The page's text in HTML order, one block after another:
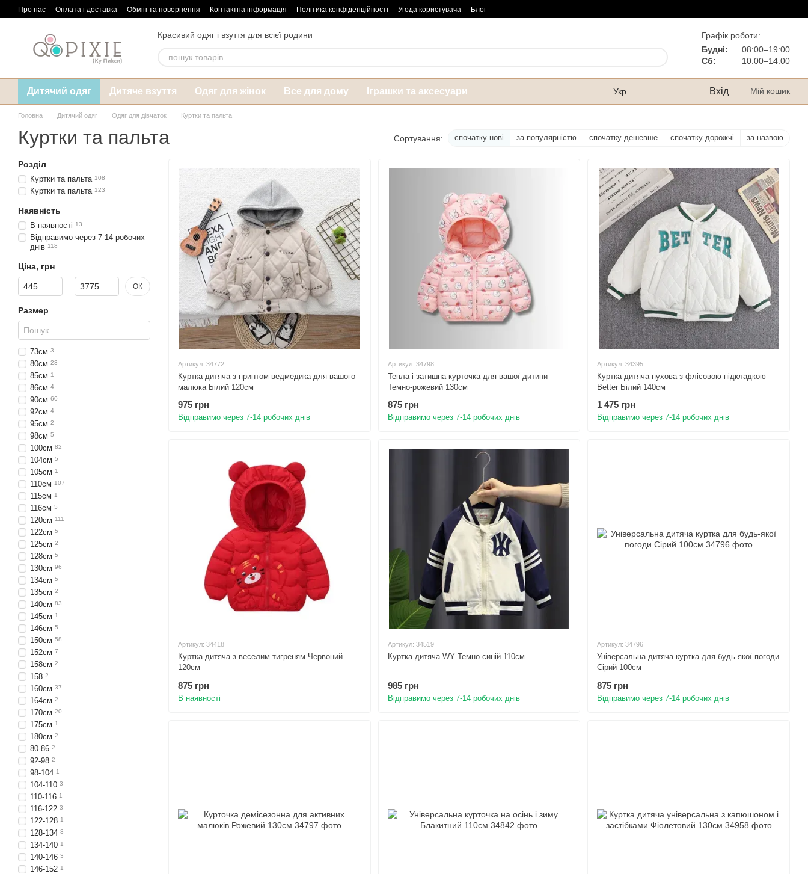
Перейти до основного контенту
Про нас Оплата і доставка Обмін та повернення Контактна інформація Політика конфіденційності Угода користувача Блог
Красивий одяг і взуття для всієї родини
Графік роботи:
Будні:
08:00–19:00
Сб:
10:00–14:00
Дитячий одяг Дитяче взуття Одяг для жінок Все для дому Іграшки та аксесуари Укр Вхід Мій кошик
Головна Дитячий одяг Одяг для дівчаток Куртки та пальта
Куртки та пальта Сортування: спочатку нові за популярністю спочатку дешевше спочатку дорожчі за назвою
Артикул: 34772
Куртка дитяча з принтом ведмедика для вашого
малюка Білий 120см
975 грн
Відправимо через 7-14 робочих днів
Артикул: 34798
Тепла і затишна курточка для вашої дитини
Темно-рожевий 130см
875 грн
Відправимо через 7-14 робочих днів
Артикул: 34395
Куртка дитяча пухова з флісовою підкладкою
Better Білий 140см
1 475 грн
Відправимо через 7-14 робочих днів
Артикул: 34418
Куртка дитяча з веселим тигреням Червоний
120см
875 грн
В наявності
Артикул: 34519
Куртка дитяча WY Темно-синій 110см
985 грн
Відправимо через 7-14 робочих днів
Артикул: 34796
Універсальна дитяча куртка для будь-якої погоди
Сірий 100см
875 грн
Відправимо через 7-14 робочих днів
Розділ
Куртки та пальта 108
Куртки та пальта 123
Наявність
В наявності 13
Відправимо через 7-14 робочих
днів 118
Ціна, грн
Від Ціна, грн
До Ціна, грн ОК
Размер
73см 3
80см 23
85см 1
86см 4
90см 60
92см 4
95см 2
98см 5
100см 82
104см 5
105см 1
110см 107
115см 1
116см 5
120см 111
122см 5
125см 2
128см 5
130см 96
134см 5
135см 2
140см 83
145см 1
146см 5
150см 58
152см 7
158см 2
158 2
160см 37
164см 2
170см 20
175см 1
180см 2
80-86 2
92-98 2
98-104 1
104-110 3
110-116 1
116-122 3
122-128 1
128-134 3
134-140 1
140-146 3
146-152 1